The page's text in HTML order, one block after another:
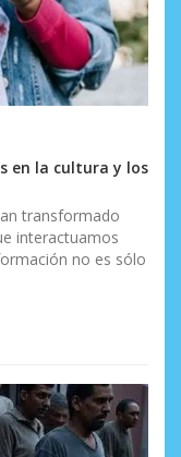
en la cultura y los
transformado
interactuamos
no es sólo